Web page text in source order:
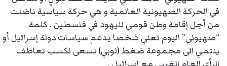
في الحركة الصهيونية العالمية و هي حركة سياسية ناضلت
من أجل إقامة وطن قومي لليهود في فلسطين . كلمة
“صهيوني” اليوم تعني شخصا يدعم سياسات دولة إسرائيل أو
ينتمي الى مجموعة ضغط (لوبي) تسعى لكسب تعاطف